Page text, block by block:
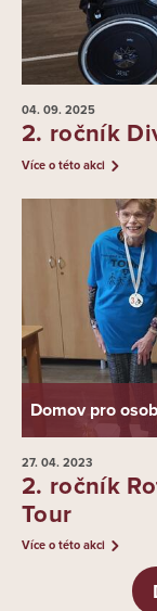
04. 09. 2025
2. ročník
Více o této akci
Domov pro
27. 04. 2023
2. ročník
Tour
Více o této akci